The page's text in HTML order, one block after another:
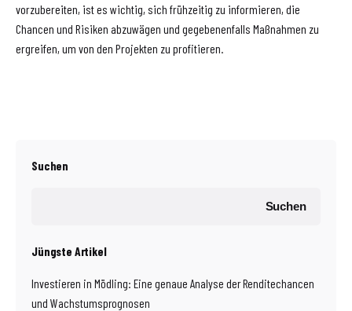
vorzubereiten, ist es wichtig, sich frühzeitig zu informieren, die
Chancen und Risiken abzuwägen und gegebenenfalls Maßnahmen zu
ergreifen, um von den Projekten zu profitieren.
Suchen
Suchen
Jüngste Artikel
Investieren in Mödling: Eine genaue Analyse der Renditechancen
und Wachstumsprognosen